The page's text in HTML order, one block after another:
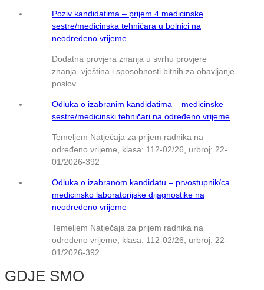
Poziv kandidatima – prijem 4 medicinske
sestre/medicinska tehničara u bolnici na
neodređeno vrijeme
Dodatna provjera znanja u svrhu provjere
znanja, vještina i sposobnosti bitnih za obavljanje
poslov
Odluka o izabranim kandidatima – medicinske
sestre/medicinski tehničari na određeno vrijeme
Temeljem Natječaja za prijem radnika na
određeno vrijeme, klasa: 112-02/26, urbroj: 22-
01/2026-392
Odluka o izabranom kandidatu – prvostupnik/ca
medicinsko laboratorijske dijagnostike na
neodređeno vrijeme
Temeljem Natječaja za prijem radnika na
određeno vrijeme, klasa: 112-02/26, urbroj: 22-
01/2026-392
GDJE SMO